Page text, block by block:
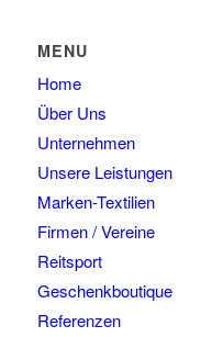
MENU
Home
Über Uns
Unternehmen
Unsere Leistungen
Marken-Textilien
Firmen / Vereine
Reitsport
Geschenkboutique
Referenzen